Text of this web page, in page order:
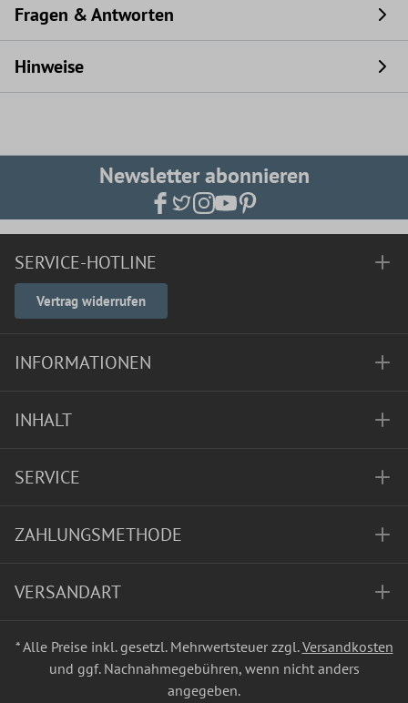
Fragen & Antworten
Hinweise
Newsletter abonnieren
SERVICE-HOTLINE
Vertrag widerrufen
INFORMATIONEN
INHALT
SERVICE
ZAHLUNGSMETHODE
VERSANDART
* Alle Preise inkl. gesetzl. Mehrwertsteuer zzgl.Versandkosten
und ggf. Nachnahmegebühren, wenn nicht anders
angegeben.